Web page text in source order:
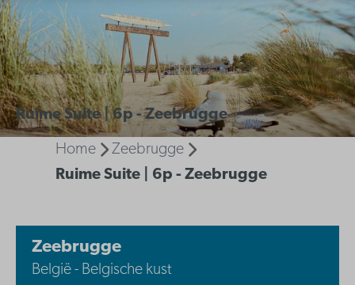
Ruime Suite | 6p - Zeebrugge
Home
Zeebrugge
Ruime Suite | 6p - Zeebrugge
Zeebrugge
België - Belgische kust